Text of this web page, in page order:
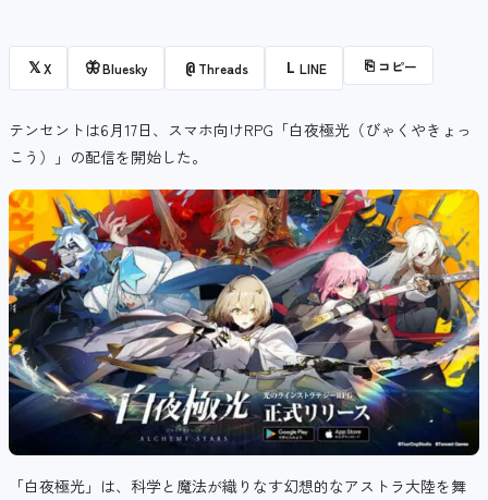
𝕏X 🦋Bluesky @ Threads L LINE ⎘ コピー
テンセントは6月17日、スマホ向けRPG「白夜極光（びゃくやきょっ
こう）」の配信を開始した。
「白夜極光」は、科学と魔法が織りなす幻想的なアストラ大陸を舞